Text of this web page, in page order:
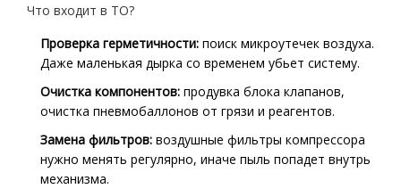
Что входит в ТО?
Проверка герметичности: поиск микроутечек воздуха.
Даже маленькая дырка со временем убьет систему.
Очистка компонентов: продувка блока клапанов,
очистка пневмобаллонов от грязи и реагентов.
Замена фильтров: воздушные фильтры компрессора
нужно менять регулярно, иначе пыль попадет внутрь
механизма.